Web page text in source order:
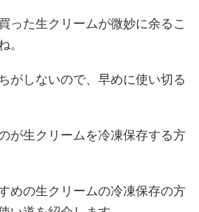
った生クリームが微妙に余るこ
。
がしないので、早めに使い切る
が生クリームを冷凍保存する方
めの生クリームの冷凍保存の方